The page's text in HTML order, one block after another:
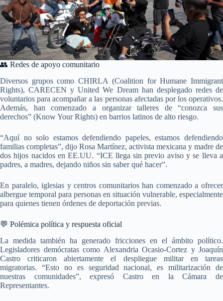
👥 Redes de apoyo comunitario
Diversos grupos como CHIRLA (Coalition for Humane Immigrant
Rights), CARECEN y United We Dream han desplegado redes de
voluntarios para acompañar a las personas afectadas por los operativos.
Además, han comenzado a organizar talleres de “conozca sus
derechos” (Know Your Rights) en barrios latinos de alto riesgo.
“Aquí no solo estamos defendiendo papeles, estamos defendiendo
familias completas”, dijo Rosa Martínez, activista mexicana y madre de
dos hijos nacidos en EE.UU. “ICE llega sin previo aviso y se lleva a
padres, a madres, dejando niños sin saber qué hacer”.
En paralelo, iglesias y centros comunitarios han comenzado a ofrecer
albergue temporal para personas en situación vulnerable, especialmente
para quienes tienen órdenes de deportación previas.
💬 Polémica política y respuesta oficial
La medida también ha generado fricciones en el ámbito político.
Legisladores demócratas como Alexandria Ocasio-Cortez y Joaquín
Castro criticaron abiertamente el despliegue militar en tareas
migratorias. “Esto no es seguridad nacional, es militarización de
nuestras comunidades”, expresó Castro en la Cámara de
Representantes.